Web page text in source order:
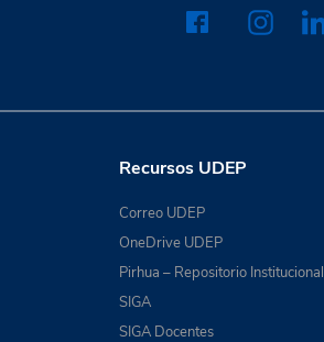
Recursos UDEP
Correo UDEP
OneDrive UDEP
Pirhua – Repositorio Institucional
SIGA
SIGA Docentes